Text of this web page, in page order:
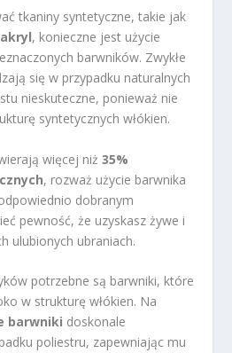
tkaniny syntetyczne, takie jak
, konieczne jest użycie
barwników. Zwykłe
się w przypadku naturalnych
nieskuteczne, ponieważ nie
syntetycznych włókien.
więcej niż35%
, rozważ użycie barwnika
dobranym
pewność, że uzyskasz żywe i
ulubionych ubraniach.
potrzebne są barwniki, które
w strukturę włókien. Na
barwniki doskonale
poliestru, zapewniając mu